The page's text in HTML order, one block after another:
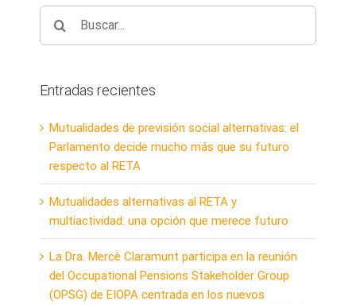
Entradas recientes
Mutualidades de previsión social alternativas: el
Parlamento decide mucho más que su futuro
respecto al RETA
Mutualidades alternativas al RETA y
multiactividad: una opción que merece futuro
La Dra. Mercè Claramunt participa en la reunión
del Occupational Pensions Stakeholder Group
(OPSG) de EIOPA centrada en los nuevos